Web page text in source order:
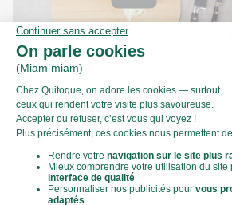
Comment émincer un oignon ?
Valeurs nutritionnelles
Par personne